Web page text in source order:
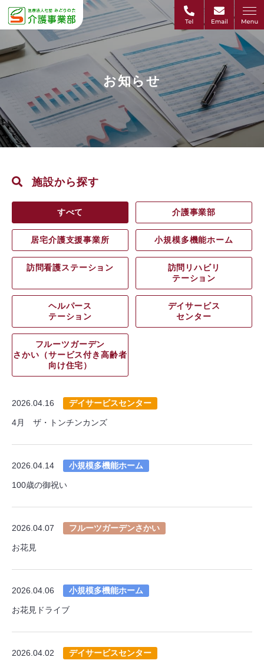
お知らせ
施設から探す
すべて 介護事業部
居宅介護支援事業所 小規模多機能ホーム
訪問看護ステーション
訪問リハビリ
テーション
ヘルパース
テーション
デイサービス
センター
フルーツガーデン
さかい（サービス付き高齢者
向け住宅）
2026.04.16 デイサービスセンター
4月 ザ・トンチンカンズ
2026.04.14 小規模多機能ホーム
100歳の御祝い
2026.04.07 フルーツガーデンさかい
お花見
2026.04.06 小規模多機能ホーム
お花見ドライブ
2026.04.02 デイサービスセンター